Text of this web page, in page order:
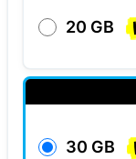
20 GB
30 GB